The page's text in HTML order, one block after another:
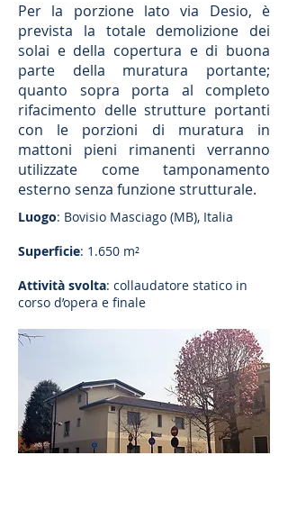
Per la porzione lato via Desio, è
prevista la totale demolizione dei
solai e della copertura e di buona
parte della muratura portante;
quanto sopra porta al completo
rifacimento delle strutture portanti
con le porzioni di muratura in
mattoni pieni rimanenti verranno
utilizzate come tamponamento
esterno senza funzione strutturale.
Luogo: Bovisio Masciago (MB), Italia
Superficie: 1.650 m²
Attività svolta: collaudatore statico in
corso d’opera e finale